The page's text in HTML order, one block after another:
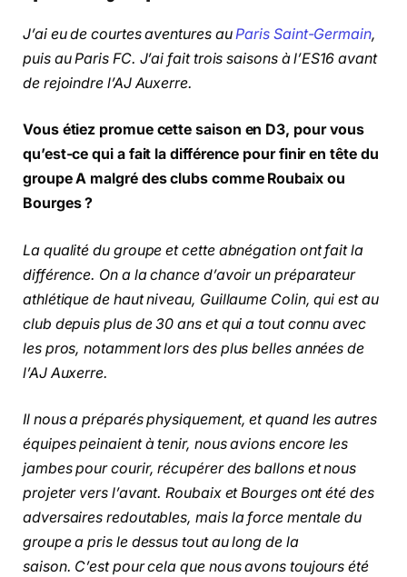
J’ai eu de courtes aventures au Paris Saint-Germain,
puis au Paris FC. J’ai fait trois saisons à l’ES16 avant
de rejoindre l’AJ Auxerre.
Vous étiez promue cette saison en D3, pour vous
qu’est-ce qui a fait la différence pour finir en tête du
groupe A malgré des clubs comme Roubaix ou
Bourges ?
La qualité du groupe et cette abnégation ont fait la
différence. On a la chance d’avoir un préparateur
athlétique de haut niveau, Guillaume Colin, qui est au
club depuis plus de 30 ans et qui a tout connu avec
les pros, notamment lors des plus belles années de
l’AJ Auxerre.
Il nous a préparés physiquement, et quand les autres
équipes peinaient à tenir, nous avions encore les
jambes pour courir, récupérer des ballons et nous
projeter vers l’avant. Roubaix et Bourges ont été des
adversaires redoutables, mais la force mentale du
groupe a pris le dessus tout au long de la
saison. C’est pour cela que nous avons toujours été